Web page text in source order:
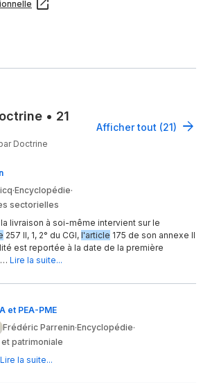
• 21
Afficher tout (21)
Doctrine
·Encyclopédie·
sectorielles
livraison à soi-même intervient sur le
257 II, 1, 2° du CGI, l'article 175 de son annexe II
est reportée à la date de la première
… Lire la suite...
et PEA-PME
Frédéric Parrenin·Encyclopédie·
patrimoniale
Lire la suite...